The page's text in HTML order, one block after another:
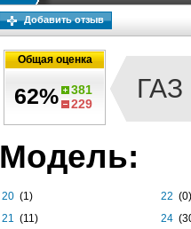
Добавить отзыв
Общая оценка
62%
381
229
ГАЗ
Модель:
20 (1)
21 (11)
22 (0)
24